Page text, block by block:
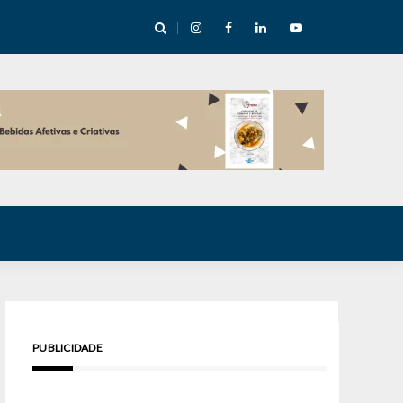
abre mentoria de storytelling com 10 vagas
PUBLICIDADE